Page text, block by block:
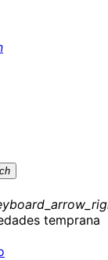
temprana